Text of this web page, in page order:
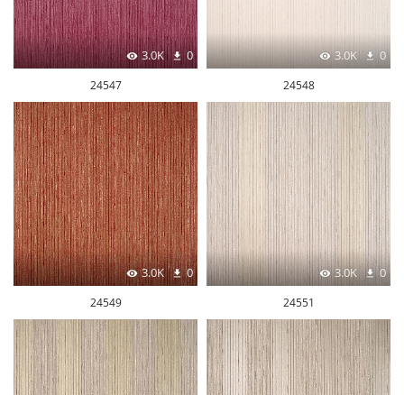
3.0K 0
24547
3.0K 0
24548
3.0K 0
24549
3.0K 0
24551